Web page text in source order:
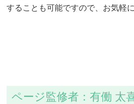
することも可能ですので、お気軽
ページ監修者：有働 太